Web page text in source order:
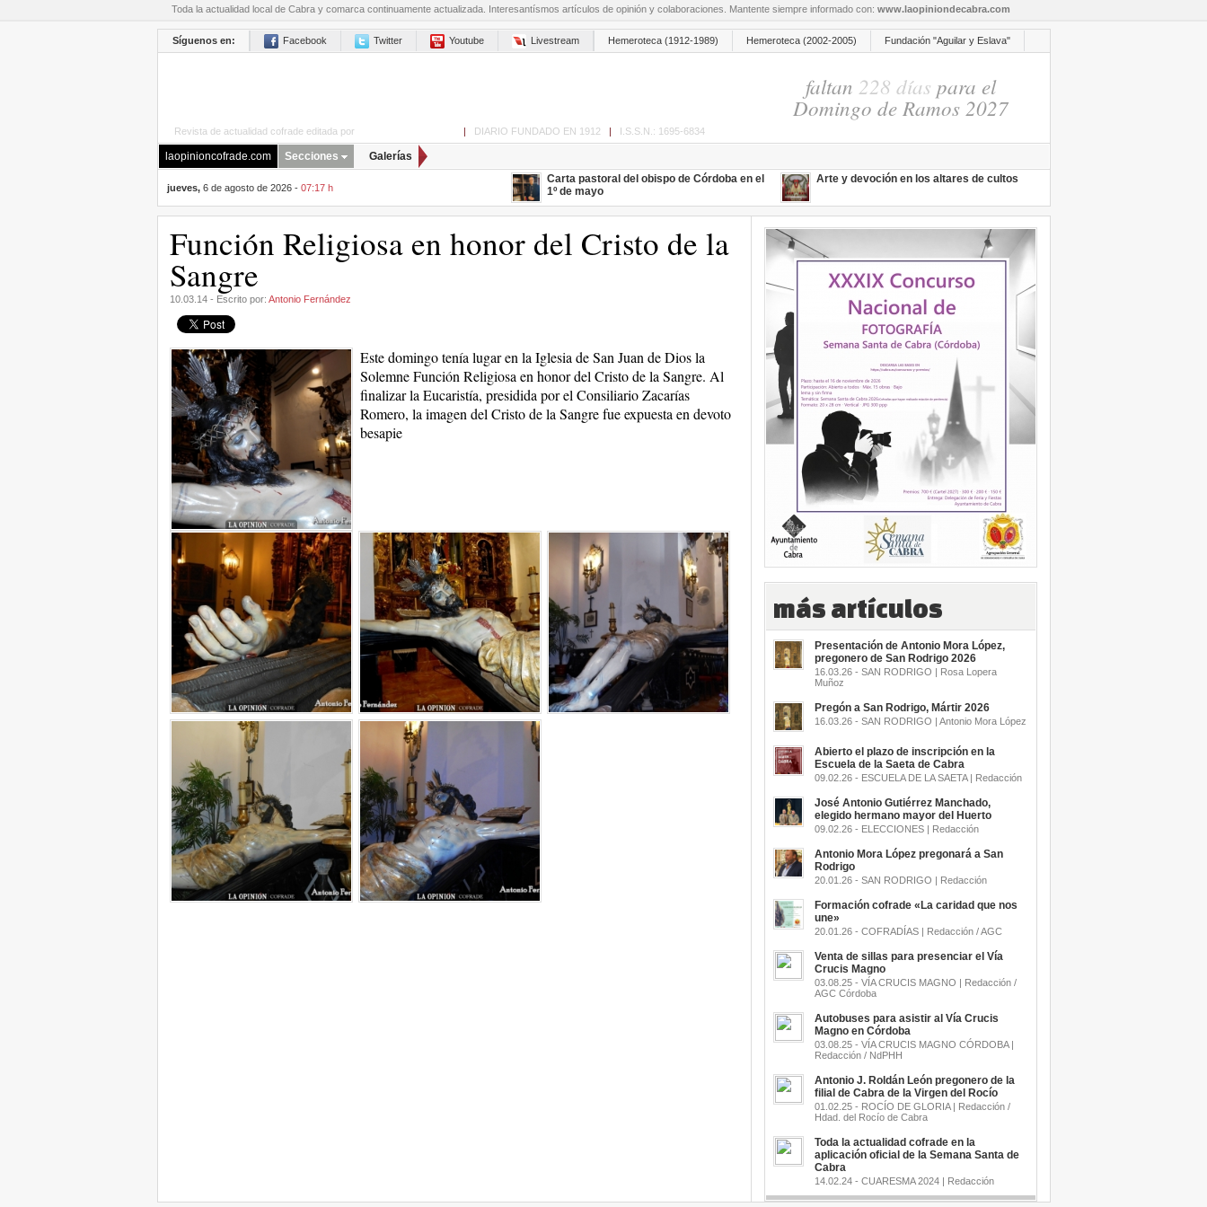
Toda la actualidad local de Cabra y comarca continuamente actualizada. Interesantísmos artículos de opinión y colaboraciones. Mantente siempre informado con: www.laopiniondecabra.com
Síguenos en: Facebook Twitter Youtube Livestream Hemeroteca (1912-1989) Hemeroteca (2002-2005) Fundación "Aguilar y Eslava"
faltan 228 días para el
Domingo de Ramos 2027
Revista de actualidad cofrade editada por | DIARIO FUNDADO EN 1912 | I.S.S.N.: 1695-6834
laopinioncofrade.com Secciones Galerías
jueves,6 de agosto de 2026 - 07:17 h
Carta pastoral del obispo de Córdoba en el
1º de mayo
Arte y devoción en los altares de cultos
Función Religiosa en honor del Cristo de la
Sangre
10.03.14 - Escrito por: Antonio Fernández
Este domingo tenía lugar en la Iglesia de San Juan de Dios la
Solemne Función Religiosa en honor del Cristo de la Sangre. Al
finalizar la Eucaristía, presidida por el Consiliario Zacarías
Romero, la imagen del Cristo de la Sangre fue expuesta en devoto
besapie
más artículos
Presentación de Antonio Mora López,
pregonero de San Rodrigo 2026
16.03.26 - SAN RODRIGO | Rosa Lopera
Muñoz
Pregón a San Rodrigo, Mártir 2026
16.03.26 - SAN RODRIGO | Antonio Mora López
Abierto el plazo de inscripción en la
Escuela de la Saeta de Cabra
09.02.26 - ESCUELA DE LA SAETA | Redacción
José Antonio Gutiérrez Manchado,
elegido hermano mayor del Huerto
09.02.26 - ELECCIONES | Redacción
Antonio Mora López pregonará a San
Rodrigo
20.01.26 - SAN RODRIGO | Redacción
Formación cofrade «La caridad que nos
une»
20.01.26 - COFRADÍAS | Redacción / AGC
Venta de sillas para presenciar el Vía
Crucis Magno
03.08.25 - VÍA CRUCIS MAGNO | Redacción /
AGC Córdoba
Autobuses para asistir al Vía Crucis
Magno en Córdoba
03.08.25 - VÍA CRUCIS MAGNO CÓRDOBA |
Redacción / NdPHH
Antonio J. Roldán León pregonero de la
filial de Cabra de la Virgen del Rocío
01.02.25 - ROCÍO DE GLORIA | Redacción /
Hdad. del Rocío de Cabra
Toda la actualidad cofrade en la
aplicación oficial de la Semana Santa de
Cabra
14.02.24 - CUARESMA 2024 | Redacción